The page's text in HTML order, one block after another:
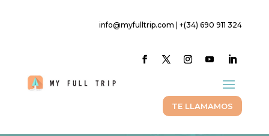
info@myfulltrip.com | +(34) 690 911 324
TE LLAMAMOS